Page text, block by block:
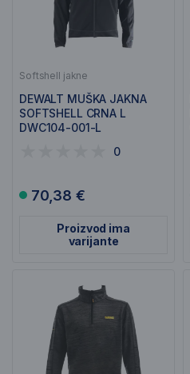
Softshell jakne
DEWALT MUŠKA JAKNA
SOFTSHELL CRNA L
DWC104-001-L
0
70,38 €
Proizvod ima
varijante